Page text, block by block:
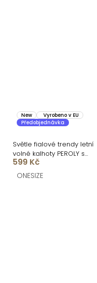
New
Vyrobeno v EU
Předobjednávka
Světle fialové trendy letní
volné kalhoty PEROLY s
rozparky
599 Kč
ONESIZE